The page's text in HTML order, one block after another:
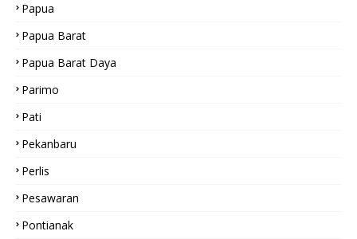
Papua
Papua Barat
Papua Barat Daya
Parimo
Pati
Pekanbaru
Perlis
Pesawaran
Pontianak